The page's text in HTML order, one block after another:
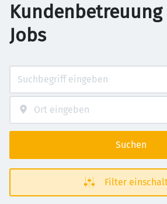
Kundenbetreuung
Jobs
Suchen
Filter